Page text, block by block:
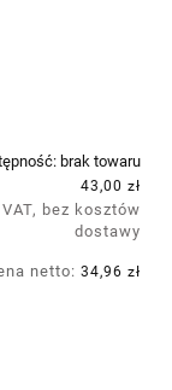
brak towaru
43,00 zł
bez kosztów
dostawy
netto: 34,96 zł